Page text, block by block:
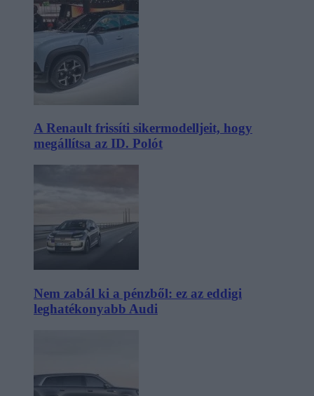
A Renault frissíti sikermodelljeit, hogy
megállítsa az ID. Polót
Nem zabál ki a pénzből: ez az eddigi
leghatékonyabb Audi